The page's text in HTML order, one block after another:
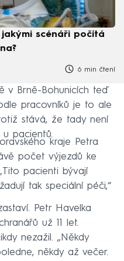
scénáři počítá
6 min čtení
v Brně-Bohunicích teď
pracovníků je to ale
stává, že tady není
u pacientů.
kraje Petra
počet výjezdů ke
pacienti bývají
tak speciální péči,“
Petr Havelka
už 11 let.
nezažil. „Někdy
někdy až večer.